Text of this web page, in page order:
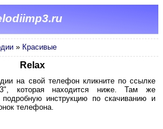
» Красивые
Relax
на свой телефон кликните по ссылке
которая находится ниже. Там же
инструкцию по скачиванию и
телефона.